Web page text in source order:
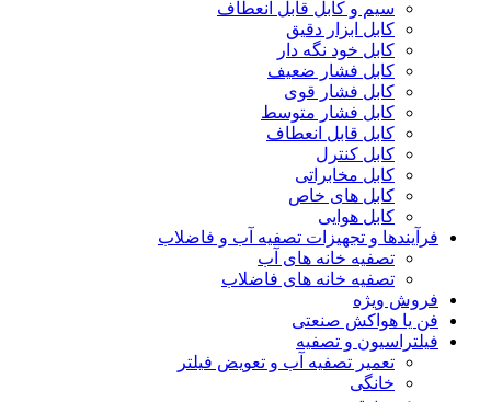
سیم و کابل قابل انعطاف
کابل ابزار دقیق
کابل خود نگه دار
کابل فشار ضعیف
کابل فشار قوی
کابل فشار متوسط
کابل قابل انعطاف
کابل کنترل
کابل مخابراتی
کابل های خاص
کابل هوایی
فرآیندها و تجهیزات تصفیه آب و فاضلاب
تصفیه خانه های آب
تصفیه خانه های فاضلاب
فروش ویژه
فن یا هواکش صنعتی
فیلتراسیون و تصفیه
تعمیر تصفیه آب و تعویض فیلتر
خانگی